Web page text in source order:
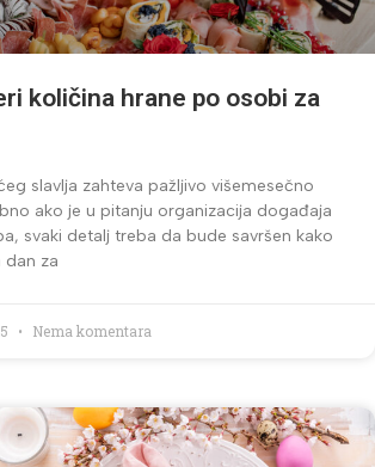
količina hrane po osobi za
slavlja zahteva pažljivo višemesečno
ako je u pitanju organizacija događaja
svaki detalj treba da bude savršen kako
dan za
Nema komentara